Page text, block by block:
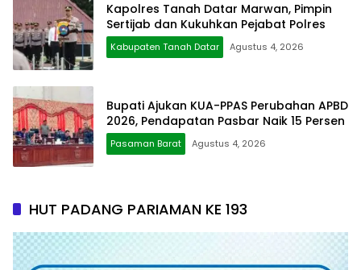
Kapolres Tanah Datar Marwan, Pimpin
Sertijab dan Kukuhkan Pejabat Polres
Kabupaten Tanah Datar Agustus 4, 2026
Bupati Ajukan KUA-PPAS Perubahan APBD
2026, Pendapatan Pasbar Naik 15 Persen
Pasaman Barat Agustus 4, 2026
HUT PADANG PARIAMAN KE 193